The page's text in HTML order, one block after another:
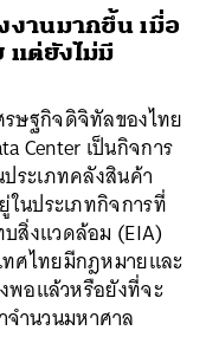
านมากขึ้น เมื่อ
แต่ยังไม่มี
รษฐกิจดิจิทัลของไทย
Center เป็นกิจการ
ระเภทคลังสินค้า
นประเภทกิจการที่
สิ่งแวดล้อม (EIA)
ทศไทยมีกฎหมายและ
พอแล้วหรือยังที่จะ
ำนวนมหาศาล